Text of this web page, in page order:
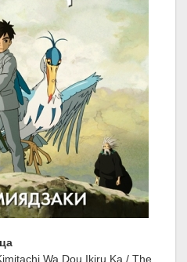
Wa Dou Ikiru Ka / The